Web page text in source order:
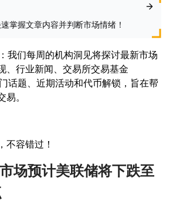
掌握文章内容并判断市场情绪！
：我们每周的机构洞见将探讨最新市场
、行业新闻、交易所交易基金
话题、近期活动和代币解锁，旨在帮
。
不容错过！
场预计美联储将下跌至